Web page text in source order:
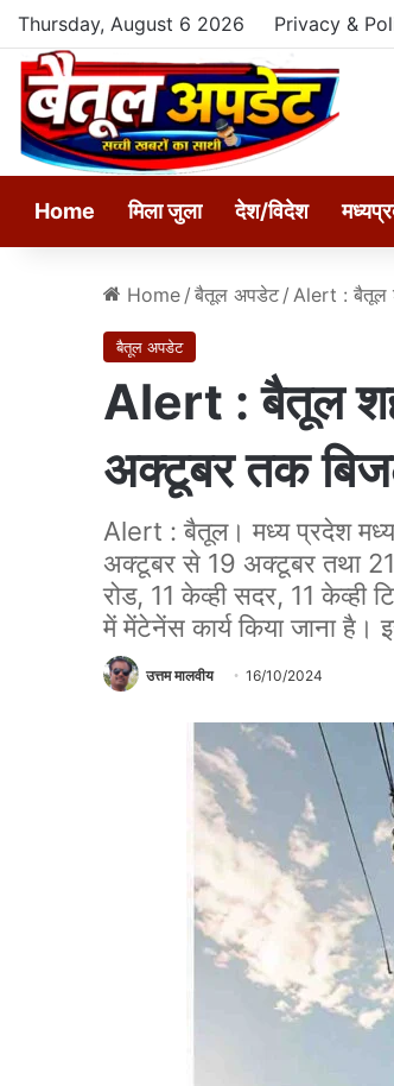
Thursday, August 6 2026 Privacy &
Home मिला जुला देश/विदेश
Home / बैतूल अपडेट / Alert : बैतूल
बैतूल अपडेट
Alert : बैतूल
अक्टूबर तक
Alert : बैतूल। मध्य प्रदेश मध्य
अक्टूबर से 19 अक्टूबर तथा 21
रोड, 11 केव्ही सदर, 11 केव्ही
में मेंटेनेंस कार्य किया जाना है।
उत्तम मालवीय 16/10/2024